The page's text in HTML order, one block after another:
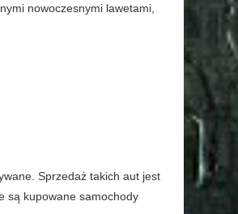
nowoczesnymi lawetami,
Sprzedaż takich aut jest
są kupowane samochody